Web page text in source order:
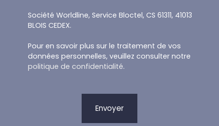
Société Worldline, Service Bloctel, CS 61311, 41013
BLOIS CEDEX.
Pour en savoir plus sur le traitement de vos
données personnelles, veuillez consulter notre
politique de confidentialité.
Envoyer